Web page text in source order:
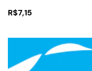
R$7,15